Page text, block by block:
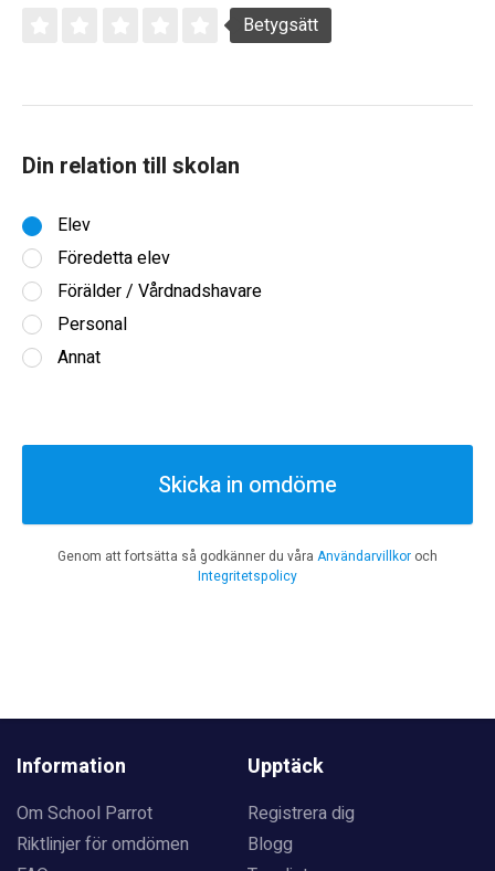
Betygsätt
Din relation till skolan
Elev
Föredetta elev
Förälder / Vårdnadshavare
Personal
Annat
Skicka in omdöme
Genom att fortsätta så godkänner du våra Användarvillkor och
Integritetspolicy
Information
Om School Parrot
Riktlinjer för omdömen
Upptäck
Registrera dig
Blogg